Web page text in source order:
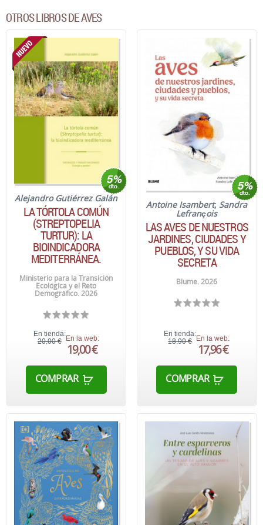
OTROS LIBROS DE AVES
Alejandro Gutiérrez Galán
LA TÓRTOLA COMÚN
(STREPTOPELIA
TURTUR): LA
BIOINDICADORA
MEDITERRÁNEA.
Ministerio para la Transición
Ecológica y el Reto
Demográfico. 2026
En tienda:
20,00 € En la web:
19,00 €
COMPRAR
Antoine Isambert; Sandra
Lefrançois
LAS AVES DE NUESTROS
JARDINES, CIUDADES Y
PUEBLOS, Y SU VIDA
SECRETA
Blume. 2026
En tienda:
18,90 €
En la web:
17,96 €
COMPRAR